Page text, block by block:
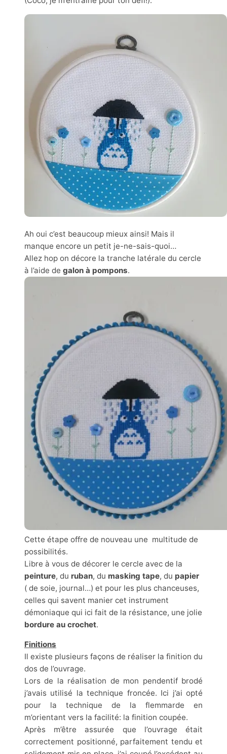
Ah oui c’est beaucoup mieux ainsi! Mais il
manque encore un petit je-ne-sais-quoi…
Allez hop on décore la tranche latérale du cercle
à l’aide de galon à pompons.
Cette étape offre de nouveau une multitude de
possibilités.
Libre à vous de décorer le cercle avec de la
peinture, du ruban, du masking tape, du papier
( de soie, journal…) et pour les plus chanceuses,
celles qui savent manier cet instrument
démoniaque qui ici fait de la résistance, une jolie
bordure au crochet.
Finitions
Il existe plusieurs façons de réaliser la finition du
dos de l’ouvrage.
Lors de la réalisation de mon pendentif brodé
j’avais utilisé la technique froncée. Ici j’ai opté
pour la technique de la flemmarde en
m’orientant vers la facilité: la finition coupée.
Après m’être assurée que l’ouvrage était
correctement positionné, parfaitement tendu et